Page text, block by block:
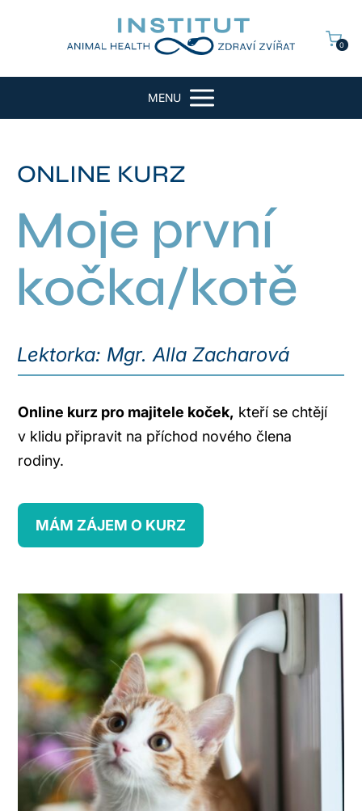
0
MENU
ONLINE KURZ
Moje první
kočka/kotě
Lektorka: Mgr. Alla Zacharová
Online kurz pro majitele koček, kteří se chtějí
v klidu připravit na příchod nového člena
rodiny.
MÁM ZÁJEM O KURZ